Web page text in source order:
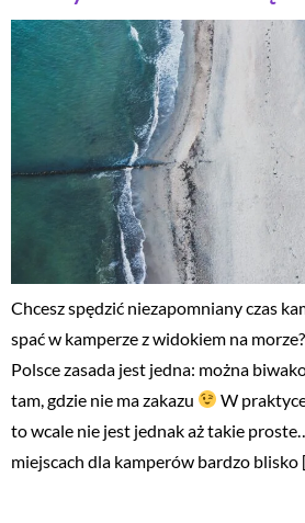
Chcesz spędzić niezapomniany czas
spać w kamperze z widokiem na
Polsce zasada jest jedna: można
tam, gdzie nie ma zakazu
W
to wcale nie jest jednak aż takie
miejscach dla kamperów bardzo blisko